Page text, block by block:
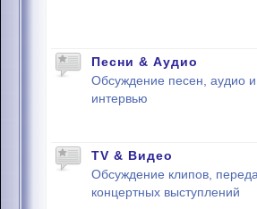
Песни & Аудио
Обсуждение песен, аудио
интервью
TV & Видео
Обсуждение клипов,
концертных выступлений